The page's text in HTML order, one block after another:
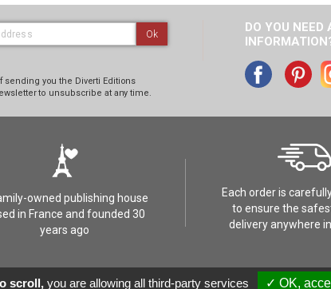
Ok
you the Diverti Editions
to unsubscribe at any time.
DO YOU NEED
owned publishing house
in France and founded 30
years ago
Each order is
to ensure the
delivery anywhere
Réalisation :
scroll,you are allowing all third-party services ✓ OK,